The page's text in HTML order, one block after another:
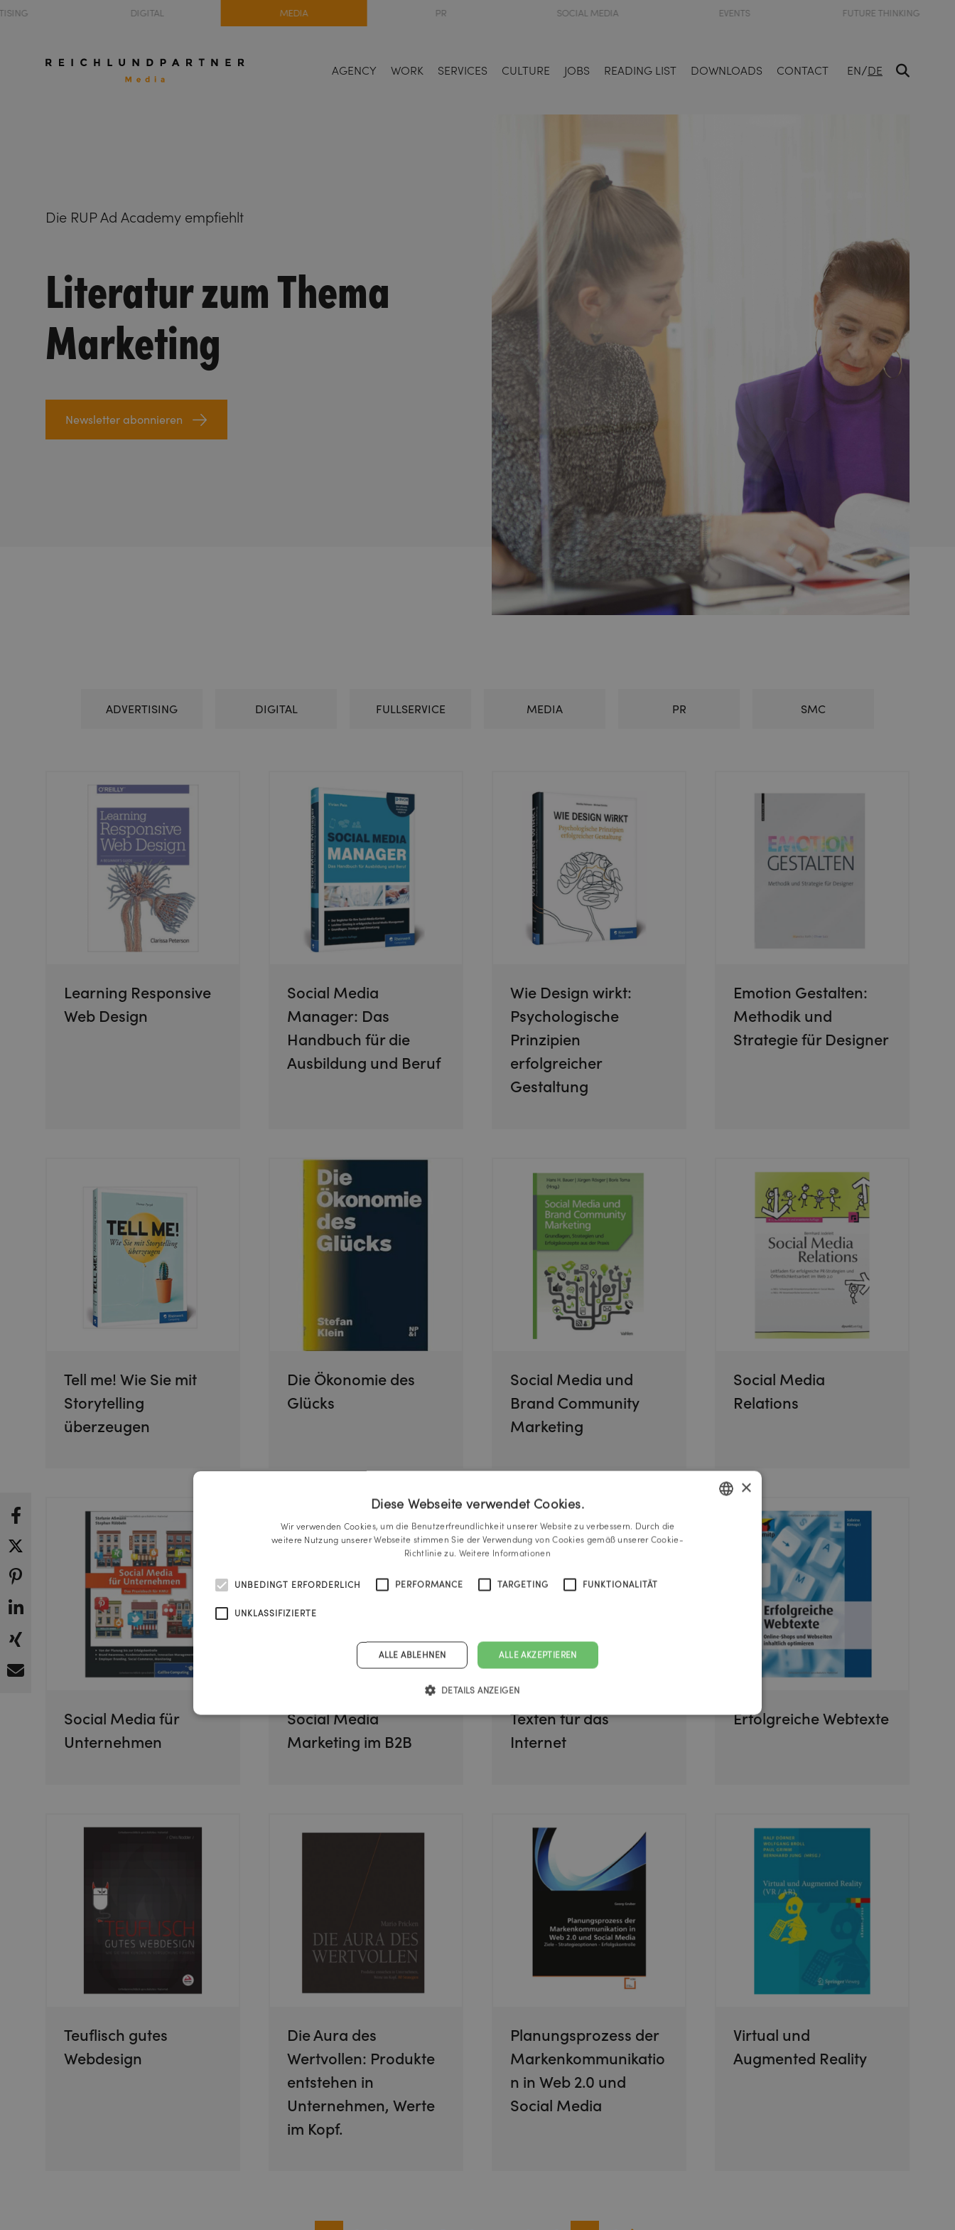
DIGITAL MEDIA PR SOCIAL MEDIA EVENTS FUTURE THINKING
AGENCY WORK SERVICES CULTURE JOBS READING LIST DOWNLOADS CONTACT EN/DE
Die RUP Ad Academy empfiehlt
Literatur zum Thema
Marketing
Newsletter abonnieren
ADVERTISING DIGITAL FULLSERVICE MEDIA PR SMC
Learning Responsive
Web Design
Social Media
Manager: Das
Handbuch für die
Ausbildung und Beruf
Wie Design wirkt:
Psychologische
Prinzipien
erfolgreicher
Gestaltung
Emotion Gestalten:
Methodik und
Strategie für Designer
Tell me! Wie Sie mit
Storytelling
überzeugen
Die Ökonomie des
Glücks
Social Media und
Brand Community
Marketing
Social Media
Relations
Social Media für
Unternehmen
Social Media
Marketing im B2B
Texten für das
Internet
Erfolgreiche Webtexte
Teuflisch gutes
Webdesign
Die Aura des
Wertvollen: Produkte
entstehen in
Unternehmen, Werte
im Kopf.
Planungsprozess der
Markenkommunikatio
n in Web 2.0 und
Social Media
Virtual und
Augmented Reality
×
Diese Webseite verwendet Cookies.
Wir verwenden Cookies, um die Benutzerfreundlichkeit unserer Website zu verbessern. Durch die
weitere Nutzung unserer Webseite stimmen Sie der Verwendung von Cookies gemäß unserer Cookie-
Richtlinie zu. Weitere Informationen
UNBEDINGT ERFORDERLICH PERFORMANCE TARGETING FUNKTIONALITÄT
UNKLASSIFIZIERTE
ALLE AKZEPTIEREN
ALLE ABLEHNEN
DETAILS ANZEIGEN